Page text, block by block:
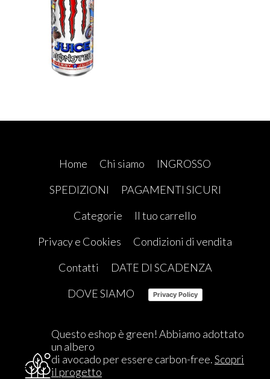
Home Chi siamo
INGROSSO
SPEDIZIONI
PAGAMENTI SICURI
Categorie
Il tuo carrello
Privacy e Cookies
Condizioni di vendita
Contatti
DATE DI SCADENZA
DOVE SIAMO
Privacy Policy
Questo eshop è green! Abbiamo adottato
un albero
di avocado per essere carbon-free.Scopri
il progetto